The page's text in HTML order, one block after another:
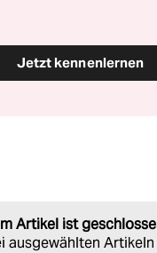
Jetzt kennenlernen
Artikel ist